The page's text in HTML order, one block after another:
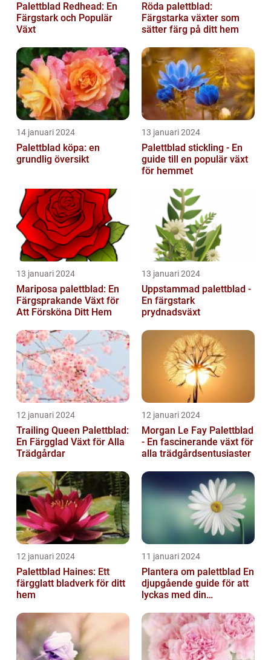
Palettblad Redhead: En
Färgstark och Populär
Växt
Röda palettblad:
Färgstarka växter som
sätter färg på ditt hem
14 januari 2024
Palettblad köpa: en
grundlig översikt
13 januari 2024
Palettblad stickling - En
guide till en populär växt
för hemmet
13 januari 2024
Mariposa palettblad: En
Färgsprakande Växt för
Att Försköna Ditt Hem
13 januari 2024
Uppstammad palettblad -
En färgstark
prydnadsväxt
12 januari 2024
Trailing Queen Palettblad:
En Färgglad Växt för Alla
Trädgårdar
12 januari 2024
Morgan Le Fay Palettblad
- En fascinerande växt för
alla trädgårdsentusiaster
12 januari 2024
Palettblad Haines: Ett
färgglatt bladverk för ditt
hem
11 januari 2024
Plantera om palettblad En
djupgående guide för att
lyckas med din